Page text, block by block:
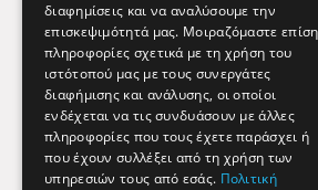
Απόρρητο
Όροι Χρήσης
Πολιτική προστασίας
Findhere
διαφημίσεις και να αναλύσουμε την
επισκεψιμότητά μας. Μοιραζόμαστε
πληροφορίες σχετικά με τη χρήση του
ιστότοπού μας με τους συνεργάτες
διαφήμισης και ανάλυσης, οι οποίοι
ενδέχεται να τις συνδυάσουν με άλλες
πληροφορίες που τους έχετε παράσχει ή
που έχουν συλλέξει από τη χρήση των
υπηρεσιών τους από εσάς. Πολιτική